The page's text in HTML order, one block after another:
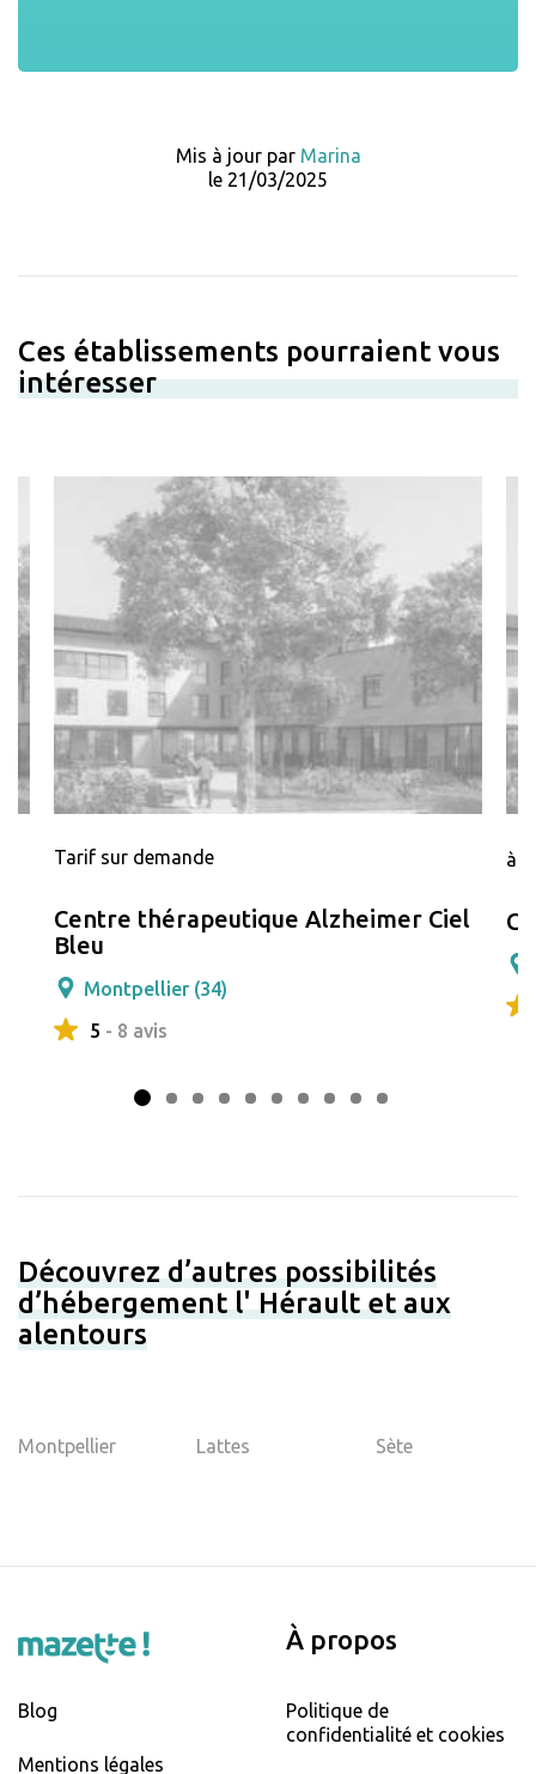
Mis à jour par Marina
le 21/03/2025
Ces établissements pourraient vous
intéresser
Tarif sur demande
Centre thérapeutique Alzheimer Ciel
Bleu
Montpellier (34)
5 - 8 avis
à
Découvrez d’autres possibilités
d’hébergement l' Hérault et aux
alentours
Montpellier Lattes Sète
Blog
Mentions légales
À propos
Politique de
confidentialité et cookies